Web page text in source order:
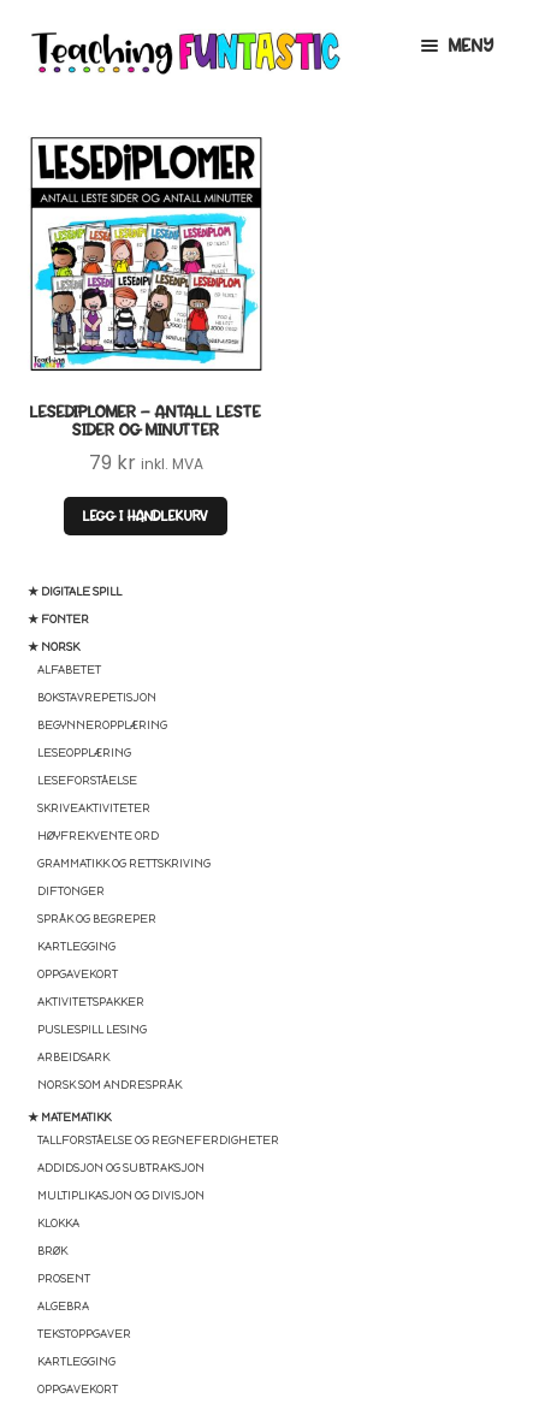
Hopp
til
Hopp
til
MENY
MIN KONTO
GRATIS
BUTIKK
LISENSER
TIPSHJØRNET
★ DIGITALE SPILL
★ FONTER
★ NORSK
ALFABETET
BOKSTAVREPETISJON
BEGYNNEROPPLÆRING
LESEOPPLÆRING
LESEFORSTÅELSE
SKRIVEAKTIVITETER
HØYFREKVENTE ORD
GRAMMATIKK OG RETTSKRIVING
DIFTONGER
SPRÅK OG BEGREPER
KARTLEGGING
OPPGAVEKORT
AKTIVITETSPAKKER
PUSLESPILL LESING
ARBEIDSARK
NORSK SOM ANDRESPRÅK
★ MATEMATIKK
TALLFORSTÅELSE OG REGNEFERDIGHETER
ADDIDSJON OG SUBTRAKSJON
MULTIPLIKASJON OG DIVISJON
KLOKKA
BRØK
PROSENT
ALGEBRA
TEKSTOPPGAVER
KARTLEGGING
OPPGAVEKORT
LESEDIPLOMER – ANTALL LESTE
SIDER OG MINUTTER
79 kr inkl. MVA
LEGG I HANDLEKURV